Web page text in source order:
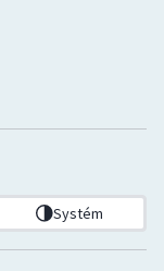
Systém